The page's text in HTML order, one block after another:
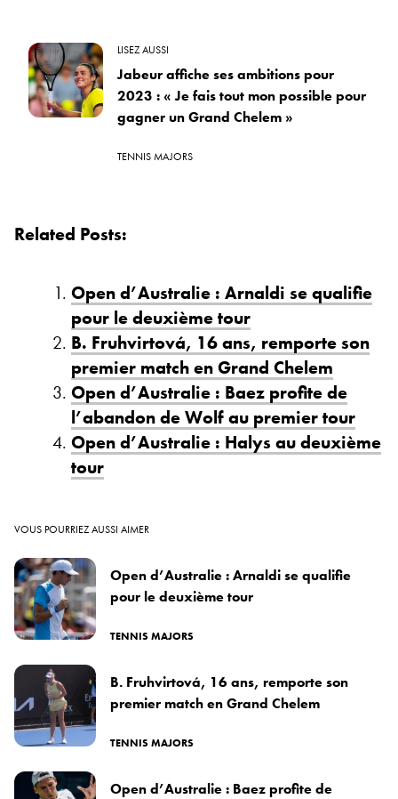
LISEZ AUSSI
Jabeur affiche ses ambitions pour
2023 : « Je fais tout mon possible pour
gagner un Grand Chelem »
TENNIS MAJORS
Related Posts:
Open d’Australie : Arnaldi se qualifie
pour le deuxième tour
B. Fruhvirtová, 16 ans, remporte son
premier match en Grand Chelem
Open d’Australie : Baez profite de
l’abandon de Wolf au premier tour
Open d’Australie : Halys au deuxième
tour
VOUS POURRIEZ AUSSI AIMER
Open d’Australie : Arnaldi se qualifie
pour le deuxième tour
TENNIS MAJORS
B. Fruhvirtová, 16 ans, remporte son
premier match en Grand Chelem
TENNIS MAJORS
Open d’Australie : Baez profite de